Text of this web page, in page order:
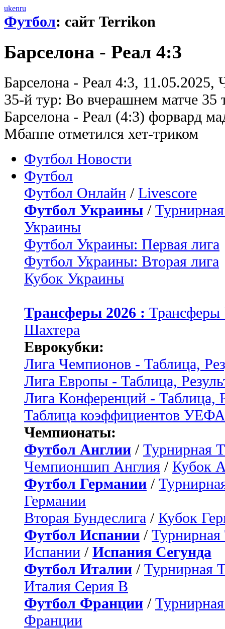
ukenru
Футбол: сайт Terrikon
Барселона - Реал 4:3
Барселона - Реал 4:3,
35-й тур: Во вчерашнем матче 35
Барселона - Реал (4:3) форвард
Мбаппе отметился хет-триком
Футбол Новости
Футбол
Футбол Онлайн / Livescore
Футбол Украины /
Украины
Футбол Украины: Первая лига
Футбол Украины: Вторая лига
Кубок Украины
Трансферы 2026 :
Шахтера
Еврокубки:
Лига Чемпионов - Таблица,
Лига Европы - Таблица,
Лига Конференций - Таблица,
Таблица коэффициентов УЕФА
Чемпионаты:
Футбол Англии / Турнирная
Чемпионшип Англия / Кубок
Футбол Германии /
Германии
Вторая Бундеслига / Кубок
Футбол Испании / Турнирная
Испании / Испания Сегунда
Футбол Италии / Турнирная
Италия Серия B
Футбол Франции /
Франции